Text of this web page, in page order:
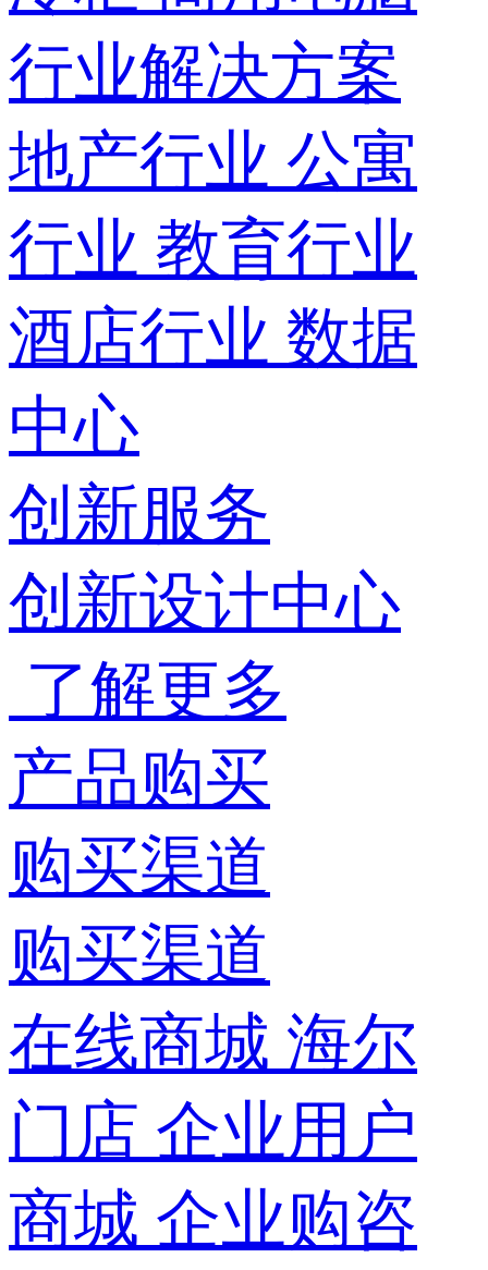
行业解决方案
地产行业 公寓
行业 教育行业
酒店行业 数据
中心
创新服务
创新设计中心
了解更多
产品购买
购买渠道
购买渠道
在线商城 海尔
门店 企业用户
商城 企业购咨